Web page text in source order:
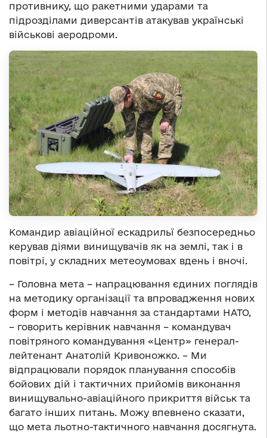
противнику, що ракетними ударами та
підрозділами диверсантів атакував українські
військові аеродроми.
Командир авіаційної ескадрильї безпосередньо
керував діями винищувачів як на землі, так і в
повітрі, у складних метеоумовах вдень і вночі.
– Головна мета – напрацювання єдиних поглядів
на методику організації та впровадження нових
форм і методів навчання за стандартами НАТО,
– говорить керівник навчання – командувач
повітряного командування «Центр» генерал-
лейтенант Анатолій Кривоножко. – Ми
відпрацювали порядок планування способів
бойових дій і тактичних прийомів виконання
винищувально-авіаційного прикриття військ та
багато інших питань. Можу впевнено сказати,
що мета льотно-тактичного навчання досягнута.